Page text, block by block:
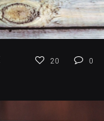
20 0